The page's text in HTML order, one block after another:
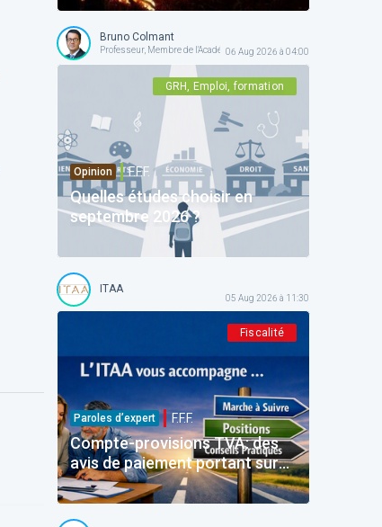
Bruno Colmant
Professeur, Membre de l'Académie Royale06 Aug 2026 à 04:00
GRH, Emploi, formation
Opinion F.F.F.
Quelles études choisir en
septembre 2026 ?
ITAA
05 Aug 2026 à 11:30
Fiscalité
Paroles d’expert F.F.F.
Compte-provisions TVA: des
avis de paiement portant sur
des montants déjà payés